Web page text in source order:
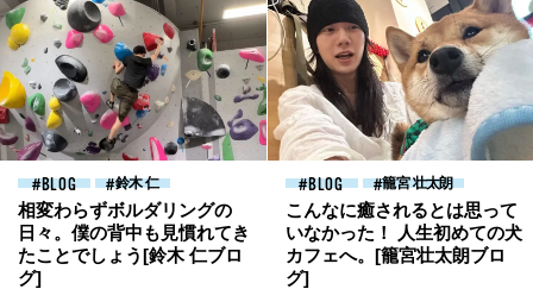
BLOG 鈴木 仁
相変わらずボルダリングの
日々。僕の背中も見慣れてき
たことでしょう[鈴木 仁ブロ
グ]
BLOG 籠宮 壮太朗
こんなに癒されるとは思って
いなかった！ 人生初めての犬
カフェへ。[籠宮壮太朗ブロ
グ]